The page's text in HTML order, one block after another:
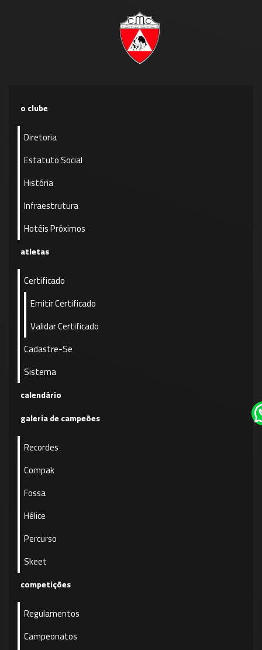
o clube
Diretoria
Estatuto Social
História
Infraestrutura
Hotéis Próximos
atletas
Certificado
Emitir Certificado
Validar Certificado
Cadastre-Se
Sistema
calendário
galeria de campeões
Recordes
Compak
Fossa
Hélice
Percurso
Skeet
competições
Regulamentos
Campeonatos